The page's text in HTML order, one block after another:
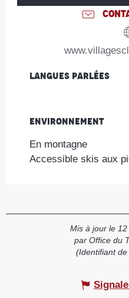
Langues parlées
Langues parlées
Environnement
Environnement
En montagne
Accessible skis aux
Mis à jour le
par Office du
(Identifiant